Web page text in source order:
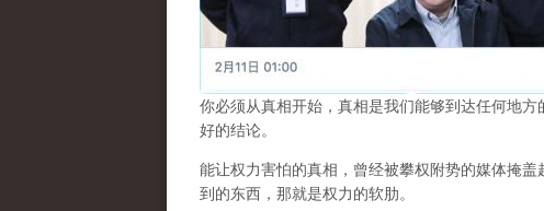
你必须从真相开始，真相是我们能够到达任何地
好的结论。
能让权力害怕的真相，曾经被攀权附势的媒体掩
到的东西，那就是权力的软肋。